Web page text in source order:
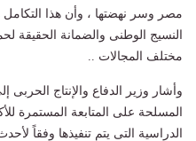
مصر وسر نهضتها ، وأن هذا
النسيج الوطنى والضمانة الحقيقة
مختلف المجالات ..
وأشار وزير الدفاع والإنتاج الحربى
المسلحة على المتابعة المستمرة
الدراسية التى يتم تنفيذها وفقاً